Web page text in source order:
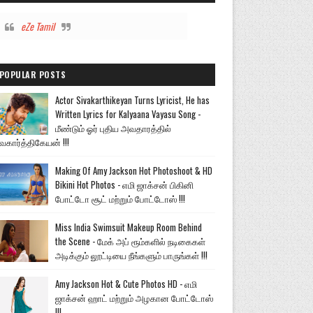
eZe Tamil
POSTS
Actor Sivakarthikeyan Turns Lyricist, He has
Written Lyrics for Kalyaana Vayasu Song -
மீண்டும் ஓர் புதிய அவதாரத்தில்
!!!
Making Of Amy Jackson Hot Photoshoot & HD
Bikini Hot Photos - எமி ஜாக்சன் பிகினி
போட்டோ சூட் மற்றும் போட்டோஸ் !!!
Miss India Swimsuit Makeup Room Behind
the Scene - மேக் அப் ரூம்களில் நடிகைகள்
அடிக்கும் லூட்டியை நீங்களும் பாருங்கள் !!!
Amy Jackson Hot & Cute Photos HD - எமி
ஜாக்சன் ஹாட் மற்றும் அழகான போட்டோஸ்